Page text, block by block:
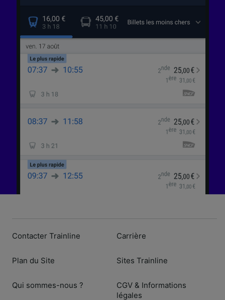
Contacter Trainline
Plan du Site
Qui sommes-nous ?
Carrière
Sites Trainline
CGV & Informations
légales